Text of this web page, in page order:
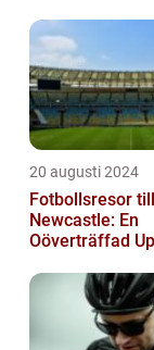
20 augusti 2024
Fotbollsresor till
Newcastle: En
Oöverträffad